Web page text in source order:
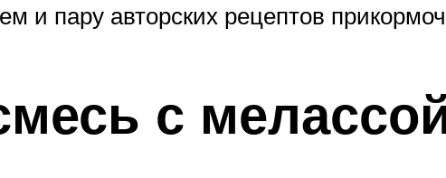
и пару авторских рецептов
с